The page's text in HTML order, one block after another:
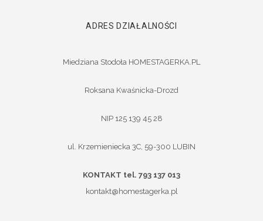
ADRES DZIAŁALNOŚCI
Miedziana Stodoła HOMESTAGERKA.PL
Roksana Kwaśnicka-Drozd
NIP 125 139 45 28
ul. Krzemieniecka 3C, 59-300 LUBIN
KONTAKT tel. 793 137 013
kontakt@homestagerka.pl